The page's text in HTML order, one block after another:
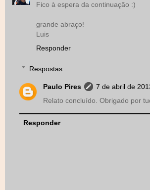
Fico à espera da continuação :)
grande abraço!
Luis
Responder
Respostas
Paulo Pires
7 de abril de
Relato concluído. Obrigado por
Responder